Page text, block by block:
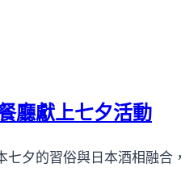
廳獻上七夕活動
夕的習俗與日本酒相融合